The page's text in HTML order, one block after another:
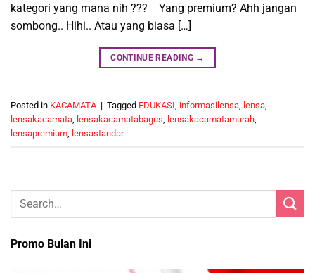
kategori yang mana nih ??? Yang premium? Ahh jangan
sombong.. Hihi.. Atau yang biasa […]
CONTINUE READING →
Posted in KACAMATA | Tagged EDUKASI informasilensa lensa
lensakacamata lensakacamatabagus lensakacamatamurah
lensapremium lensastandar
Promo Bulan Ini